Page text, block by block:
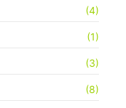
(4)
(1)
(3)
(8)